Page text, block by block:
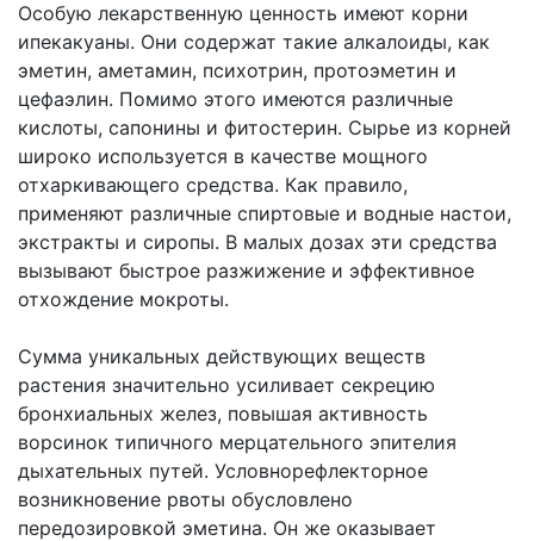
Особую лекарственную ценность имеют корни
ипекакуаны. Они содержат такие алкалоиды, как
эметин, аметамин, психотрин, протоэметин и
цефаэлин. Помимо этого имеются различные
кислоты, сапонины и фитостерин. Сырье из корней
широко используется в качестве мощного
отхаркивающего средства. Как правило,
применяют различные спиртовые и водные настои,
экстракты и сиропы. В малых дозах эти средства
вызывают быстрое разжижение и эффективное
отхождение мокроты.
Сумма уникальных действующих веществ
растения значительно усиливает секрецию
бронхиальных желез, повышая активность
ворсинок типичного мерцательного эпителия
дыхательных путей. Условнорефлекторное
возникновение рвоты обусловлено
передозировкой эметина. Он же оказывает